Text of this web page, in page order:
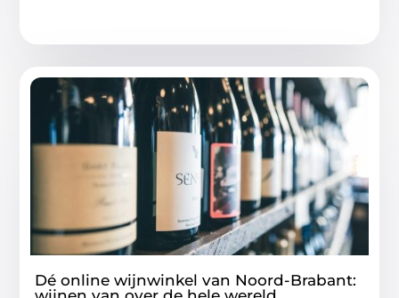
Dé online wijnwinkel van Noord-Brabant: